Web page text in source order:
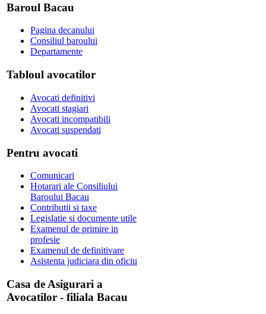
Baroul Bacau
Pagina decanului
Consiliul baroului
Departamente
Tabloul avocatilor
Avocati definitivi
Avocati stagiari
Avocati incompatibili
Avocati suspendati
Pentru avocati
Comunicari
Hotarari ale Consiliului
Baroului Bacau
Contributii si taxe
Legislatie si documente utile
Examenul de primire in
profesie
Examenul de definitivare
Asistenta judiciara din oficiu
Casa de Asigurari a
Avocatilor - filiala Bacau